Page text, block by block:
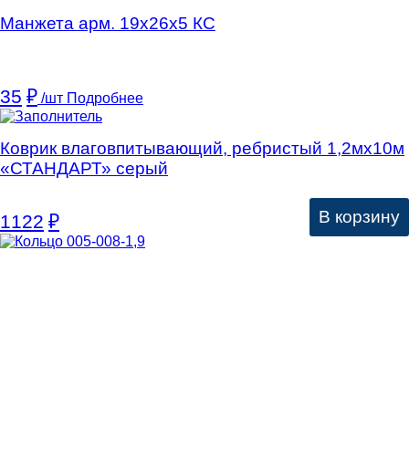
Манжета арм. 19х26х5 КC
35 ₽ /шт Подробнее
Коврик влаговпитывающий, ребристый 1,2мх10м
«СТАНДАРТ» серый
1122 ₽ В корзину